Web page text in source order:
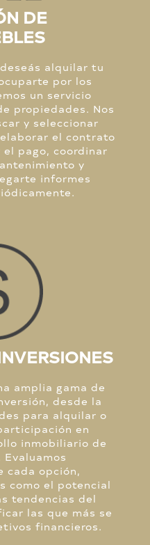
DE
alquilar tu
por los
un servicio
propiedades. Nos
y seleccionar
el contrato
pago, coordinar
y
informes
amplia gama de
desde la
para alquilar o
en
inmobiliario de
Evaluamos
cada opción,
como el potencial
tendencias del
las que más se
financieros.